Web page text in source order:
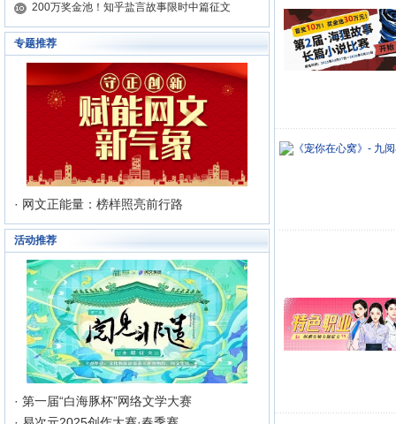
200万奖金池！知乎盐言故事限时中篇征文
专题推荐
· 网文正能量：榜样照亮前行路
活动推荐
· 第一届“白海豚杯”网络文学大赛